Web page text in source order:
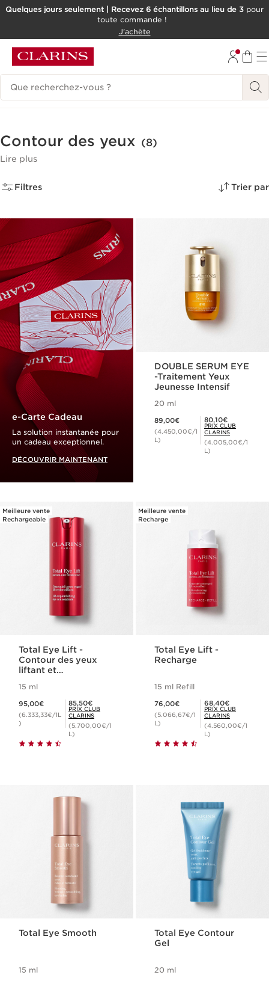
ALLER AU CONTENU
Quelques jours seulement | Recevez 6 échantillons au lieu de 3 pour
toute commande !
J'achète
Historique des recherches
Contour des yeux (8)
Lire plus
Filtres Trier par
e-Carte Cadeau
La solution instantanée pour
un cadeau exceptionnel.
DÉCOUVRIR MAINTENANT
DOUBLE SERUM EYE
-Traitement Yeux
Jeunesse Intensif
20 ml
89,00€
(4.450,00€/1
L)
Prix Club Clarins 80,10€
80,10€
PRIX CLUB
CLARINS
(4.005,00€/1
L)
Meilleure vente
Rechargeable
Total Eye Lift -
Contour des yeux
liftant et
15 ml
95,00€
(6.333,33€/1L
)
Prix Club Clarins 85,50€
85,50€
PRIX CLUB
CLARINS
(5.700,00€/1
L)
Meilleure vente
Recharge
Total Eye Lift -
Recharge
15 ml Refill
76,00€
(5.066,67€/1
L)
Prix Club Clarins 68,40€
68,40€
PRIX CLUB
CLARINS
(4.560,00€/1
L)
Total Eye Smooth
15 ml
Total Eye Contour
Gel
20 ml